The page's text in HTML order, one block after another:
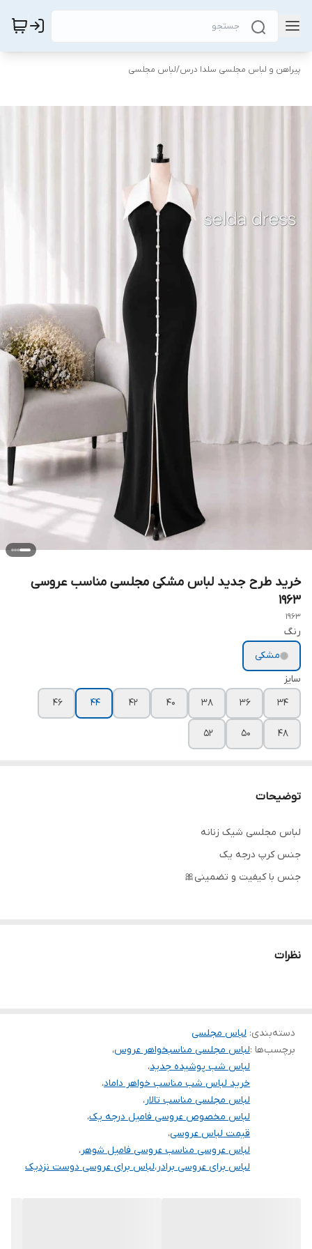
پیراهن و لباس مجلسی سلدا درس/لباس مجلسی
خرید طرح جدید لباس مشکی مجلسی مناسب عروسی
۱۹۶۳
1963
رنگ
مشکی
سایز
۳۴
۳۶ ۳۸ ۴۰ ۴۲ ۴۴ ۴۶
۴۸ ۵۰ ۵۲
توضیحات
لباس مجلسی شیک زنانه
جنس کرپ درجه یک
جنس با کیفیت و تضمینی🎀
دوستان عزیز در هنگام انتخاب مدل دقت کنید مشخصات لباس ها زیر
آنها درج شده است چون این سایت امکان مرجوع ندارد و فقط امکان
تعویض سایز دارد.
نظرات
دسته‌بندی: لباس مجلسی
برچسب‌ها :لباس مجلسی مناسبخواهر عروس،
لباس شب پوشیده جدید،
خرید لباس شب مناسب خواهر داماد،
لباس مجلسی مناسب تالار،
لباس مخصوص عروسی فامیل درجه یک،
قیمت لباس عروسی،
لباس عروسی مناسب عروسی فامیل شوهر،
لباس برای عروسی برادر،لباس برای عروسی دوست نزدیک